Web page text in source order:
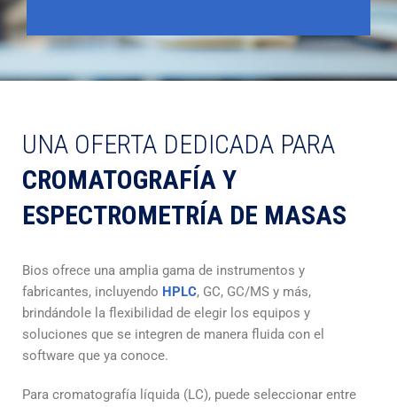
UNA OFERTA DEDICADA PARA
CROMATOGRAFÍA Y
ESPECTROMETRÍA DE MASAS
Bios ofrece una amplia gama de instrumentos y
fabricantes, incluyendo HPLC, GC, GC/MS y más,
brindándole la flexibilidad de elegir los equipos y
soluciones que se integren de manera fluida con el
software que ya conoce.
Para cromatografía líquida (LC), puede seleccionar entre